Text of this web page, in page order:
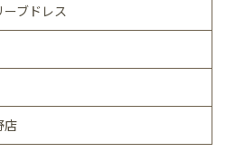
ブドレス
店